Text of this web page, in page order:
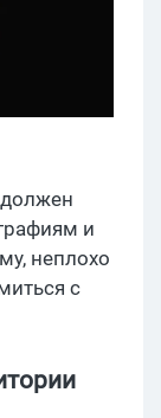
должен
и
неплохо
с